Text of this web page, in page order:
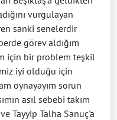
vurgulayan
sanki senelerdir
görev aldığım
için bir problem teşkil
iyi olduğu için
oynayayım sorun
asıl sebebi takım
Tayyip Talha Sanuç'a